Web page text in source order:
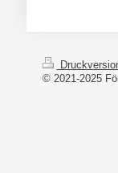
© 2021-2025